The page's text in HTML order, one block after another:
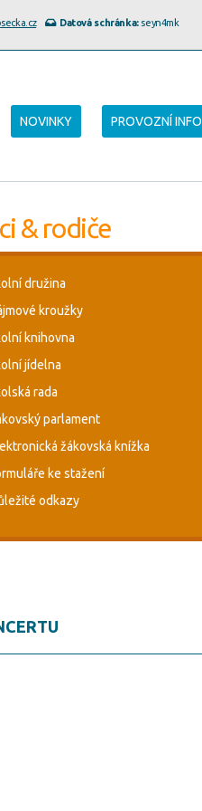
Datová schránka:seyn4mk
NOVINKY PROVOZNÍ INFO
& rodiče
družina
kroužky
knihovna
jídelna
rada
parlament
žákovská knížka
ke stažení
odkazy